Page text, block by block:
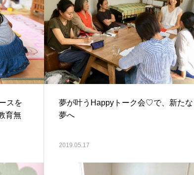
スを
育無
夢が叶うHappyトーク会♡で、新たな
夢へ
2019.05.17